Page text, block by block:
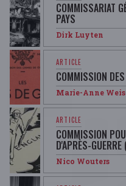
COMMISSARIAT
PAYS
Dirk Luyten
COMMISSION
Marie-Anne
COMMISSION
D'APRÈS-GUERRE
Nico Wouters